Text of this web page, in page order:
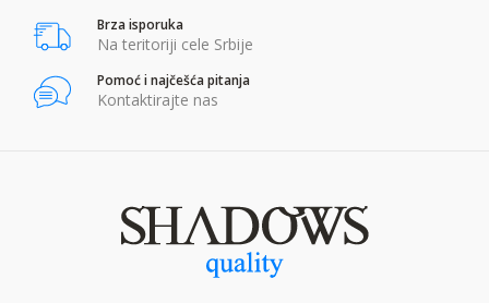
Brza isporuka
Na teritoriji cele Srbije
Pomoć i najčešća pitanja
Kontaktirajte nas